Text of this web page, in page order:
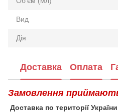
Вид
Дія
Доставка Оплата
Замовлення
Доставка по території